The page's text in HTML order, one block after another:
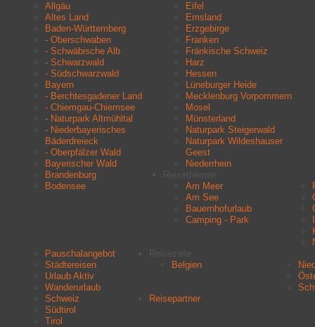
Allgäu
Altes Land
Baden-Württemberg
- Oberschwaben
- Schwäbische Alb
- Schwarzwald
- Südschwarzwald
Bayern
- Berchtesgadener Land
- Chiemgau-Chiemsee
- Naturpark Altmühltal
- Niederbayerisches
Bäderdreieck
- Oberpfälzer Wald
Bayerischer Wald
Brandenburg
Bodensee
Eifel
Emsland
Erzgebirge
Franken
Fränkische Schweiz
Harz
Hessen
Lüneburger Heide
Mecklenburg Vorpommern
Mosel
Münsterland
Naturpark Steigerwald
Naturpark Wildeshauser
Geest
Niederrhein
Am Meer
Am See
Bauernhofurlaub
Camping - Park
Pauschalangebot
Städtereisen
Urlaub Aktiv
Wanderurlaub
Belgien
Schweiz
Südtirol
Tirol
Reisepartner